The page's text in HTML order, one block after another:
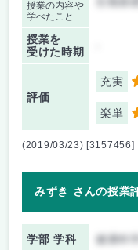
授業の内容や
学べたこと
授業を
受けた時期
評価
充実 2
楽単 5
(2019/03/23) [3157456]
みずき さんの授業
学部 学科 健康科